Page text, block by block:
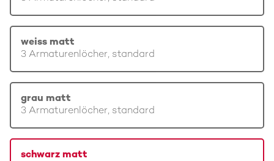
weiss matt
3 Armaturenlöcher, standard
grau matt
3 Armaturenlöcher, standard
schwarz matt